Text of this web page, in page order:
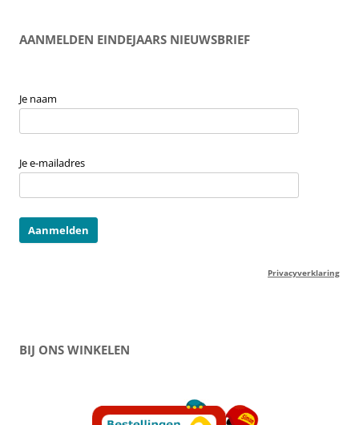
AANMELDEN EINDEJAARS NIEUWSBRIEF
Je naam
Je e-mailadres
Privacyverklaring
BIJ ONS WINKELEN